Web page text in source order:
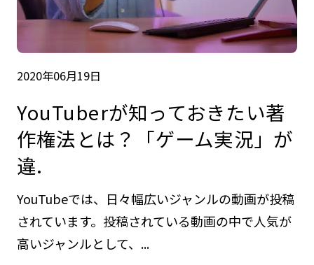
2020年06月19日
YouTuberが知っておきたい著
作権法とは？「ゲーム実況」が
違.
YouTubeでは、日々幅広いジャンルの動画が投稿
されています。投稿されている動画の中で人気が
高いジャンルとして、...